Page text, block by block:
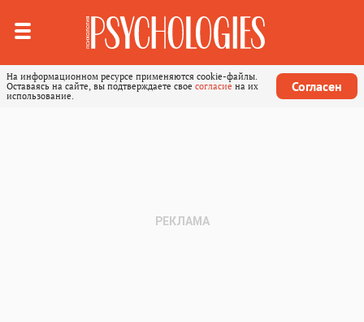
На информационном ресурсе применяются cookie-файлы.
Оставаясь на сайте, вы подтверждаете свое согласие на их
использование.
Согласен